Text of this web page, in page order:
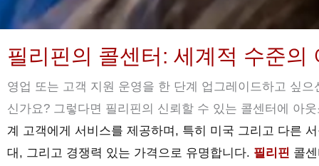
필리핀의 콜센터: 세계적 수준의
영업 또는 고객 지원 운영을 한 단계 업그레이드하고 싶
신가요? 그렇다면 필리핀의 신뢰할 수 있는 콜센터에 아
계 고객에게 서비스를 제공하며, 특히 미국 그리고 다른
대, 그리고 경쟁력 있는 가격으로 유명합니다. 필리핀 콜